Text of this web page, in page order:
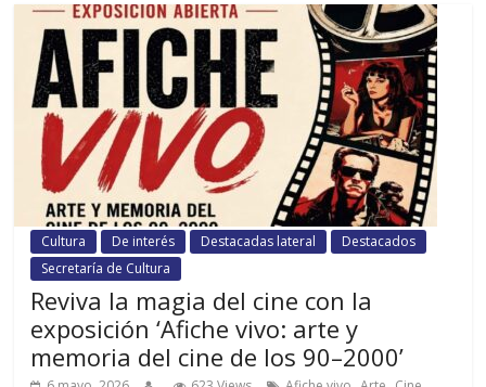
Cultura De interés Destacadas lateral
Destacados
Secretaría de Cultura
Reviva la magia del cine con la
exposición ‘Afiche vivo: arte y
memoria del cine de los 90–2000’